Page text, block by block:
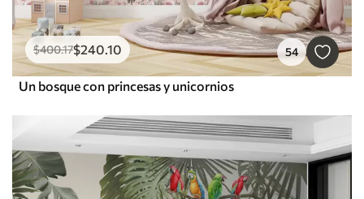
$400.17$240.10 54
Un bosque con princesas y unicornios